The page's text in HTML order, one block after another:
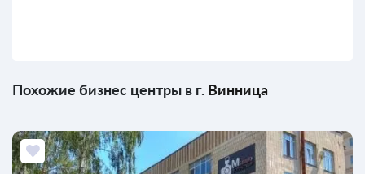
Похожие бизнес центры в г. Винница